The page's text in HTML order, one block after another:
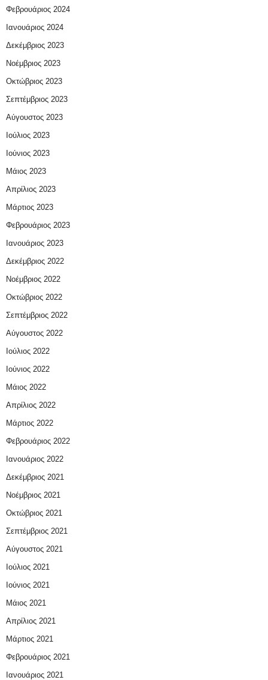
Φεβρουάριος 2024
Ιανουάριος 2024
Δεκέμβριος 2023
Νοέμβριος 2023
Οκτώβριος 2023
Σεπτέμβριος 2023
Αύγουστος 2023
Ιούλιος 2023
Ιούνιος 2023
Μάιος 2023
Απρίλιος 2023
Μάρτιος 2023
Φεβρουάριος 2023
Ιανουάριος 2023
Δεκέμβριος 2022
Νοέμβριος 2022
Οκτώβριος 2022
Σεπτέμβριος 2022
Αύγουστος 2022
Ιούλιος 2022
Ιούνιος 2022
Μάιος 2022
Απρίλιος 2022
Μάρτιος 2022
Φεβρουάριος 2022
Ιανουάριος 2022
Δεκέμβριος 2021
Νοέμβριος 2021
Οκτώβριος 2021
Σεπτέμβριος 2021
Αύγουστος 2021
Ιούλιος 2021
Ιούνιος 2021
Μάιος 2021
Απρίλιος 2021
Μάρτιος 2021
Φεβρουάριος 2021
Ιανουάριος 2021